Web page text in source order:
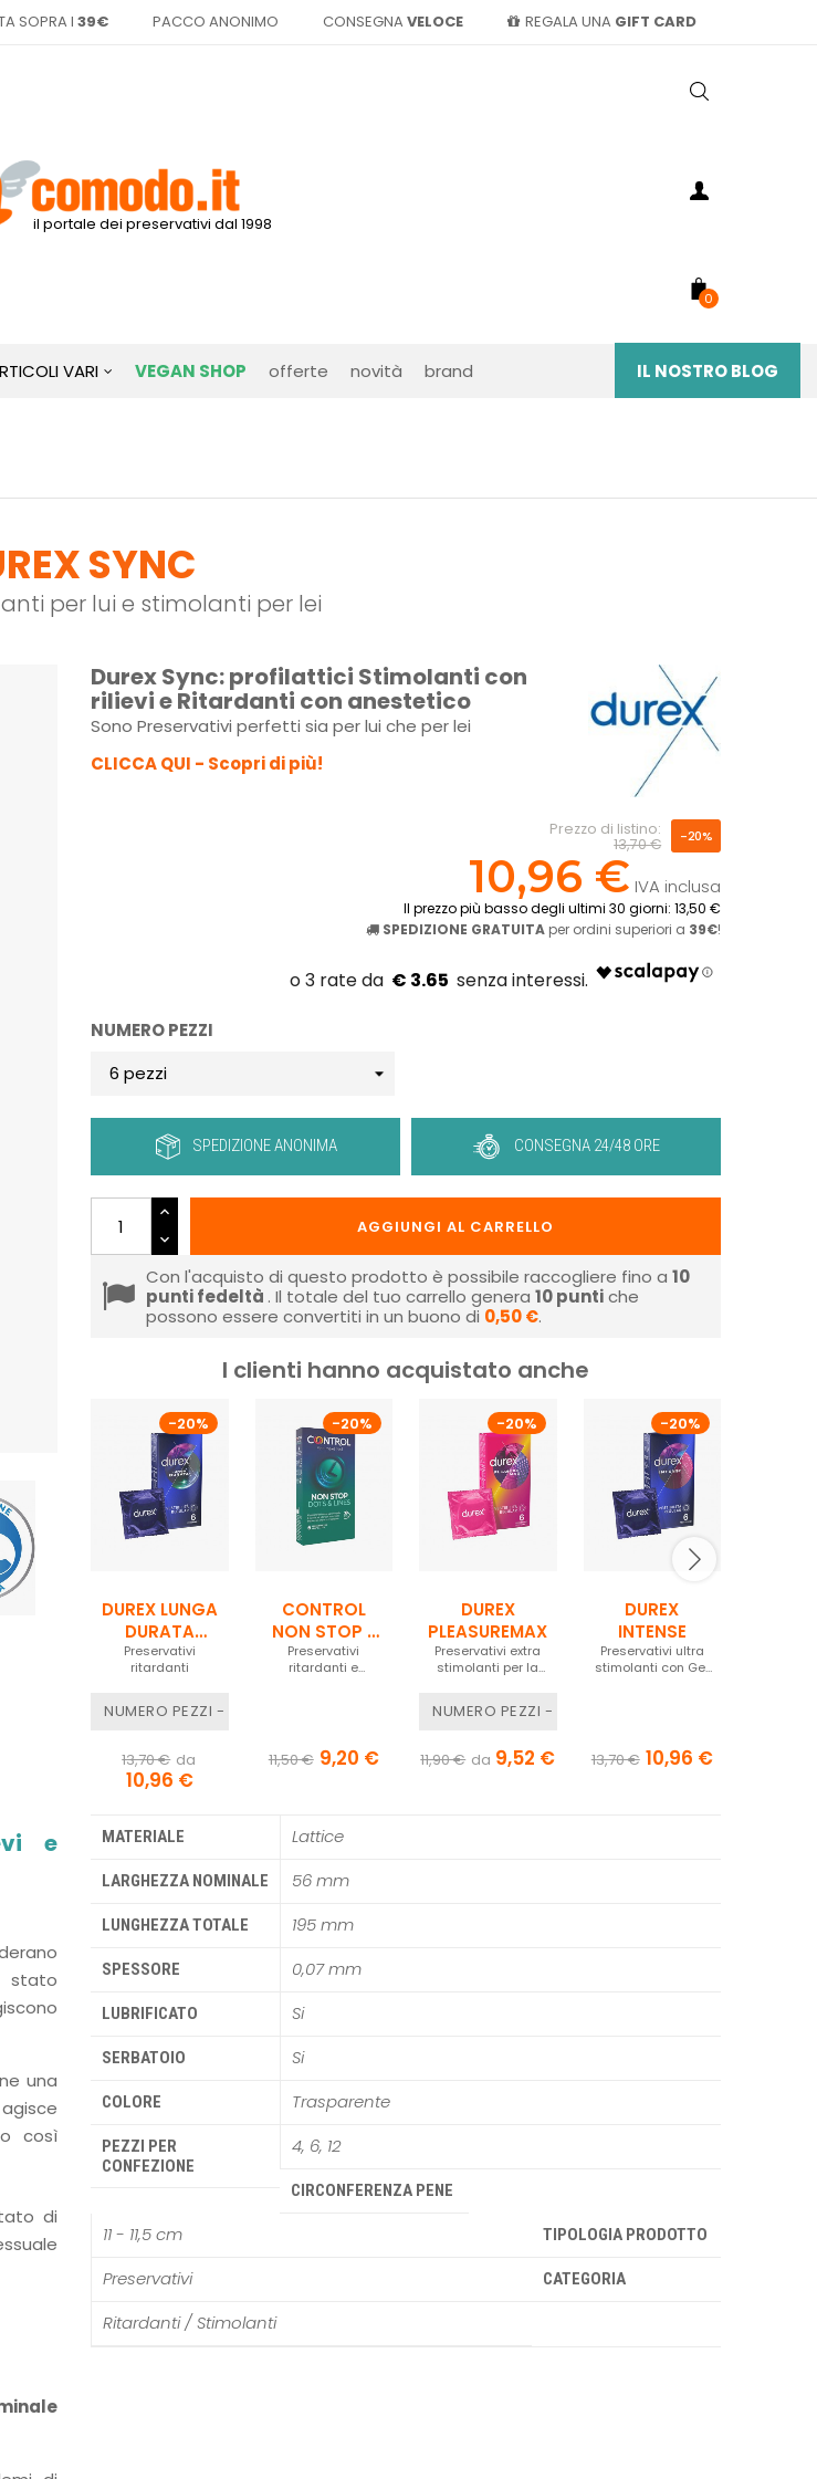
SOPRA I 39€ PACCO ANONIMO CONSEGNA VELOCE REGALA UNA GIFT CARD
il portale dei preservativi dal 1998
0
VARI VEGAN SHOP offerte novità brand IL NOSTRO BLOG
SYNC
per lui e stimolanti per lei
Durex Sync: profilattici Stimolanti con
rilievi e Ritardanti con anestetico
Sono Preservativi perfetti sia per lui che per lei
CLICCA QUI - Scopri di più!
Prezzo di listino:
13,70 €
-20%
10,96 € IVA inclusa
Il prezzo più basso degli ultimi 30 giorni: 13,50 €
SPEDIZIONE GRATUITA per ordini superiori a 39€!
€ 3.65
NUMERO PEZZI
SPEDIZIONE ANONIMA CONSEGNA 24/48 ORE
AGGIUNGI AL CARRELLO
Con l'acquisto di questo prodotto è possibile raccogliere fino a 10
punti fedeltà . Il totale del tuo carrello genera 10puntiche
possono essere convertiti in un buono di 0,50 €.
I clienti hanno acquistato anche
-20%
DUREX LUNGA
DURATA
VESTIBILITÀ
REGULAR
Preservativi
ritardanti
NUMERO PEZZI - 6 PEZZI
13,70 € da
10,96 €
-20%
CONTROL
NON STOP -
DOTS & LINES
Preservativi
ritardanti e
11,50 € 9,20 €
-20%
DUREX
PLEASUREMAX
Preservativi extra
stimolanti per la
NUMERO PEZZI - 6 PEZZI
11,90 € da 9,52 €
-20%
DUREX
INTENSE
Preservativi ultra
stimolanti con Gel
13,70 € 10,96 €
e
stato
una
così
di
MATERIALE Lattice
LARGHEZZA NOMINALE 56 mm
LUNGHEZZA TOTALE 195 mm
SPESSORE 0,07 mm
LUBRIFICATO Si
SERBATOIO Si
COLORE Trasparente
PEZZI PER
CONFEZIONE
4, 6, 12
CIRCONFERENZA PENE
11 - 11,5 cm TIPOLOGIA PRODOTTO
Preservativi CATEGORIA
Ritardanti / Stimolanti